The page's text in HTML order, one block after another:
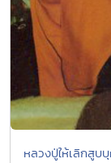
หลวงปู่ให้เลิกสูบ